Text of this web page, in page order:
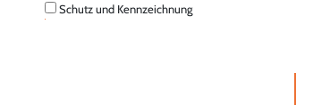
Schutz und Kennzeichnung